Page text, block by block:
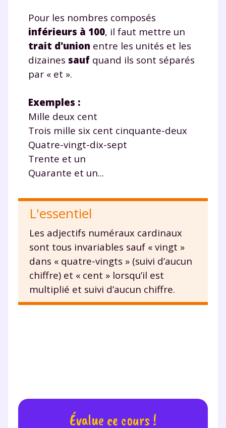
Pour les nombres composés
inférieurs à 100, il faut mettre un
trait d'union entre les unités et les
dizaines sauf quand ils sont séparés
par « et ».
Exemples :
Mille deux cent
Trois mille six cent cinquante-deux
Quatre-vingt-dix-sept
Trente et un
Quarante et un...
L'essentiel
Les adjectifs numéraux cardinaux
sont tous invariables sauf « vingt »
dans « quatre-vingts » (suivi d’aucun
chiffre) et « cent » lorsqu’il est
multiplié et suivi d’aucun chiffre.
Évalue ce cours !
Fermer
Envie de progresser
et de réussir votre
année scolaire ?
scolaire !